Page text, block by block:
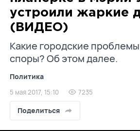
устроили жаркие
(ВИДЕО)
Какие городские
споры? Об этом далее.
Политика
5 мая 2017, 15:10 7235
Поделиться